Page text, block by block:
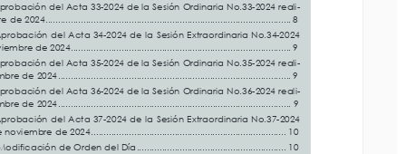
del Acta 34-2024 de la Sesión Extraordinaria No.34-2024
de 2024 .......................................................................................
del Acta 35-2024 de la Sesión Ordinaria No.35-2024 reali-
de 2024 ............................................................................................ 9
del Acta 36-2024 de la Sesión Ordinaria No.36-2024 reali-
de 2024 ............................................................................................ 9
del Acta 37-2024 de la Sesión Extraordinaria No.37-2024
de 2024 ............................................................................. 10
de Orden del Día ........................................................... 10
Final de Consultoría Externa 2024 - Normas Internacionales
Público (NICSP) .............................................................................. 11
del Acta 33-2024 de la Sesión Ordinaria No.33-2024 reali-
de 2024 .................................................................................................
8
del Acta 34-2024 de la Sesión Extraordinaria No.34-2024
de 2024 .......................................................................................
9
del Acta 35-2024 de la Sesión Ordinaria No.35-2024 reali-
de 2024
9
del Acta 36-2024 de la Sesión Ordinaria No.36-2024 reali-
de 2024
9
del Acta 37-2024 de la Sesión Extraordinaria No.37-2024
noviembre de 2024
10
de Orden del Día ...........................................................
10